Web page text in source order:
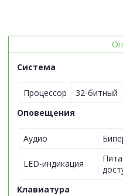
Система
Процессор
32-битный
Оповещения
Аудио
LED-индикация
Клавиатура